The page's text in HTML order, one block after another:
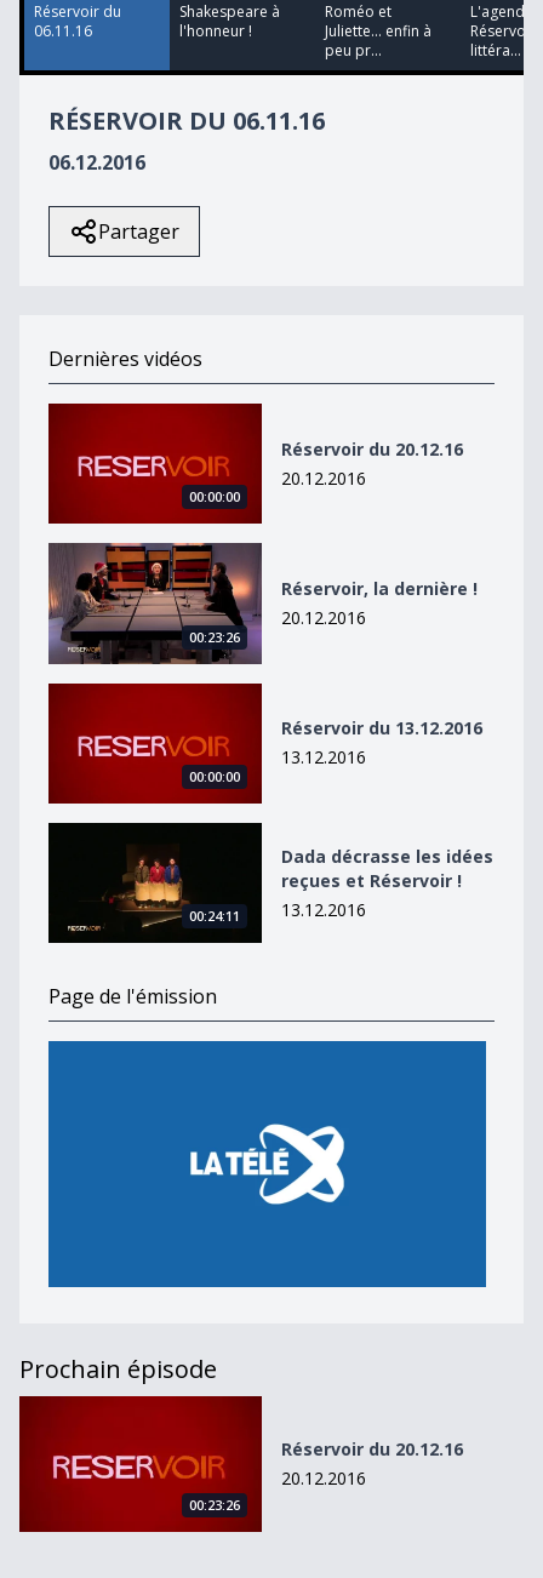
15
seconds
Réservoir du
06.11.16
Shakespeare à
l'honneur !
Roméo et
Juliette... enfin à
peu pr...
L'agenda
Réservoir
littéra...
RÉSERVOIR DU 06.11.16
06.12.2016
Partager
Dernières vidéos
00:00:00
Réservoir du 20.12.16
20.12.2016
Réservoir, la dernière !
00:23:26
Réservoir, la dernière !
20.12.2016
00:00:00
Réservoir du 13.12.2016
13.12.2016
00:24:11
Dada décrasse les idées
reçues et Réservoir !
13.12.2016
Page de l'émission
Prochain épisode
00:23:26
Réservoir du 20.12.16
20.12.2016